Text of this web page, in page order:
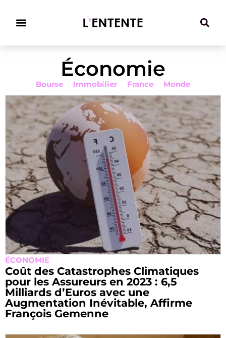
Économie
Bourse Immobilier France Monde
ÉCONOMIE
Coût des Catastrophes Climatiques
pour les Assureurs en 2023 : 6,5
Milliards d’Euros avec une
Augmentation Inévitable, Affirme
François Gemenne